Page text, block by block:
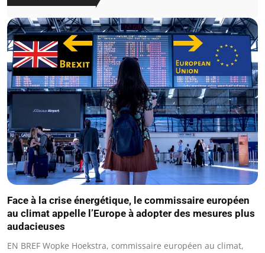
Face à la crise énergétique, le commissaire européen
au climat appelle l’Europe à adopter des mesures plus
audacieuses
EN BREF Wopke Hoekstra, commissaire européen au climat,